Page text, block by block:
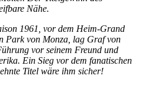
Nähe.
1961, vor dem Heim-Grand
Park von Monza, lag Graf von
vor seinem Freund und
Ein Sieg vor dem fanatischen
Titel wäre ihm sicher!